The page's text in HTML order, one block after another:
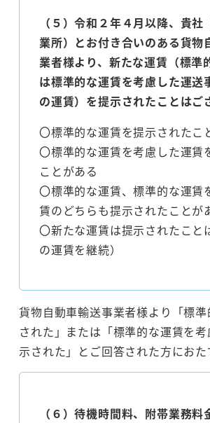
（５）令和２年４月以降、貴社
業所）とお付き合いのある貨物
業者様より、新たな運賃（標準
は標準的な運賃を考慮した運送
の運賃）を提示されたことはご
〇標準的な運賃を提示されたこ
〇標準的な運賃を考慮した運賃
ことがある
〇標準的な運賃、標準的な運賃
賃のどちらも提示されたことが
〇新たな運賃は提示されたこと
の運賃を継続）
貨物自動車輸送事業者様より「標
された」または「標準的な運賃を
示された」とご回答された方におた
（６）待機時間料、附帯業務料